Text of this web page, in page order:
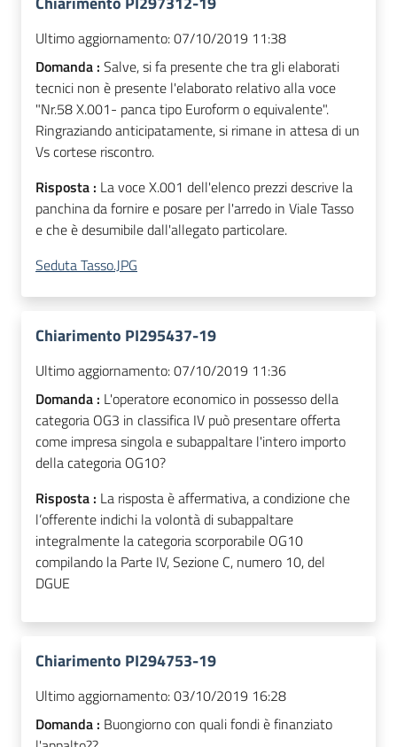
Ultimo aggiornamento:07/10/2019 11:38
Domanda : Salve, si fa presente che tra gli elaborati
tecnici non è presente l'elaborato relativo alla voce
"Nr.58 X.001- panca tipo Euroform o equivalente".
Ringraziando anticipatamente, si rimane in attesa di un
Vs cortese riscontro.
Risposta : La voce X.001 dell'elenco prezzi descrive la
panchina da fornire e posare per l'arredo in Viale Tasso
e che è desumibile dall'allegato particolare.
Seduta Tasso.JPG
Chiarimento PI295437-19
Ultimo aggiornamento:07/10/2019 11:36
Domanda : L'operatore economico in possesso della
categoria OG3 in classifica IV può presentare offerta
come impresa singola e subappaltare l'intero importo
della categoria OG10?
Risposta : La risposta è affermativa, a condizione che
l’offerente indichi la volontà di subappaltare
integralmente la categoria scorporabile OG10
compilando la Parte IV, Sezione C, numero 10, del
DGUE
Chiarimento PI294753-19
Ultimo aggiornamento:03/10/2019 16:28
Domanda : Buongiorno con quali fondi è finanziato